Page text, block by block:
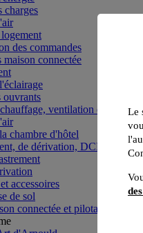
charges
des commandes
maison connectée
ouvrants
ventilation et
chambre d'hôtel
de dérivation, DCL et boîte
accessoires
de sol
connectée et pilotage du
Le